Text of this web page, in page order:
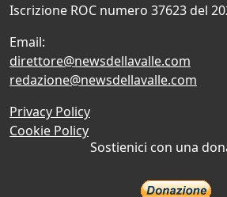
Iscrizione ROC numero 37623 del
Email:
direttore@newsdellavalle.com
redazione@newsdellavalle.com
Privacy Policy
Cookie Policy
Sostienici con una